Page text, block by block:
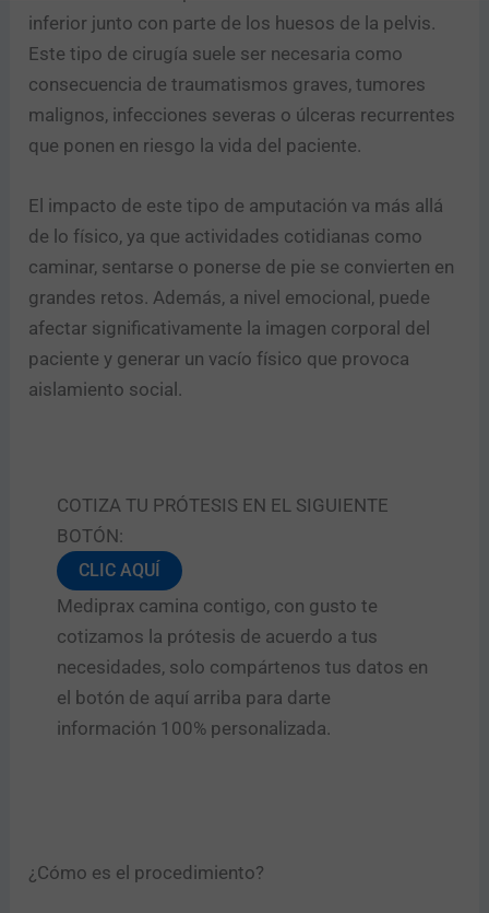
inferior junto con parte de los huesos de la pelvis.
Este tipo de cirugía suele ser necesaria como
consecuencia de traumatismos graves, tumores
malignos, infecciones severas o úlceras recurrentes
que ponen en riesgo la vida del paciente.
El impacto de este tipo de amputación va más allá
de lo físico, ya que actividades cotidianas como
caminar, sentarse o ponerse de pie se convierten en
grandes retos. Además, a nivel emocional, puede
afectar significativamente la imagen corporal del
paciente y generar un vacío físico que provoca
aislamiento social.
COTIZA TU PRÓTESIS EN EL SIGUIENTE
BOTÓN:
CLIC AQUÍ
Mediprax camina contigo, con gusto te
cotizamos la prótesis de acuerdo a tus
necesidades, solo compártenos tus datos en
el botón de aquí arriba para darte
información 100% personalizada.
¿Cómo es el procedimiento?
Enviar